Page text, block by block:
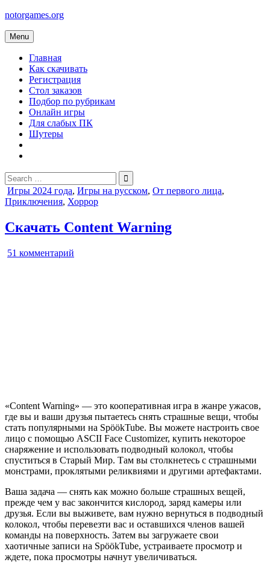
Skip
content
notorgames.org
Menu
Главная
Как скачивать
Регистрация
Стол заказов
Подбор по рубрикам
Онлайн игры
Для слабых ПК
Шутеры
Search
for:
Posted
in
Игры 2024 года, Игры на русском, От первого лица,
Приключения, Хоррор
Скачать Content Warning
51 комментарий
«Content Warning» — это кооперативная игра в жанре ужасов,
где вы и ваши друзья пытаетесь снять страшные вещи, чтобы
стать популярными на SpöökTube. Вы можете настроить свое
лицо с помощью ASCII Face Customizer, купить некоторое
снаряжение и использовать подводный колокол, чтобы
спуститься в Старый Мир. Там вы столкнетесь с страшными
монстрами, проклятыми реликвиями и другими артефактами.
Ваша задача — снять как можно больше страшных вещей,
прежде чем у вас закончится кислород, заряд камеры или
друзья. Если вы выживете, вам нужно вернуться в подводный
колокол, чтобы перевезти вас и оставшихся членов вашей
команды на поверхность. Затем вы загружаете свои
хаотичные записи на SpöökTube, устраиваете просмотр и
ждете, пока просмотры начнут увеличиваться.